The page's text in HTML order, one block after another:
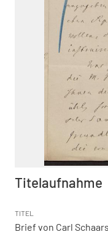
Titelaufnahme
TITEL
Brief von Carl